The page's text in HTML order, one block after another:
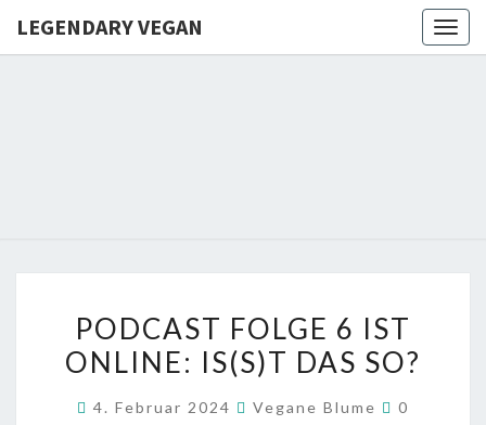
LEGENDARY VEGAN
FOLGE
6
ONLINE:
PODCAST FOLGE 6 IST
ONLINE: IS(S)T DAS SO?
4. Februar 2024 Vegane Blume
0